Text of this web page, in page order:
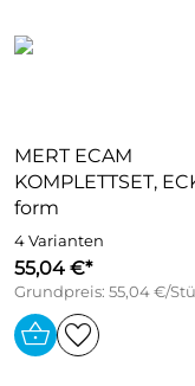
MERT ECAM
KOMPLETTSET,
form
4 Varianten
55,04 €*
Grundpreis: 55,04 €/